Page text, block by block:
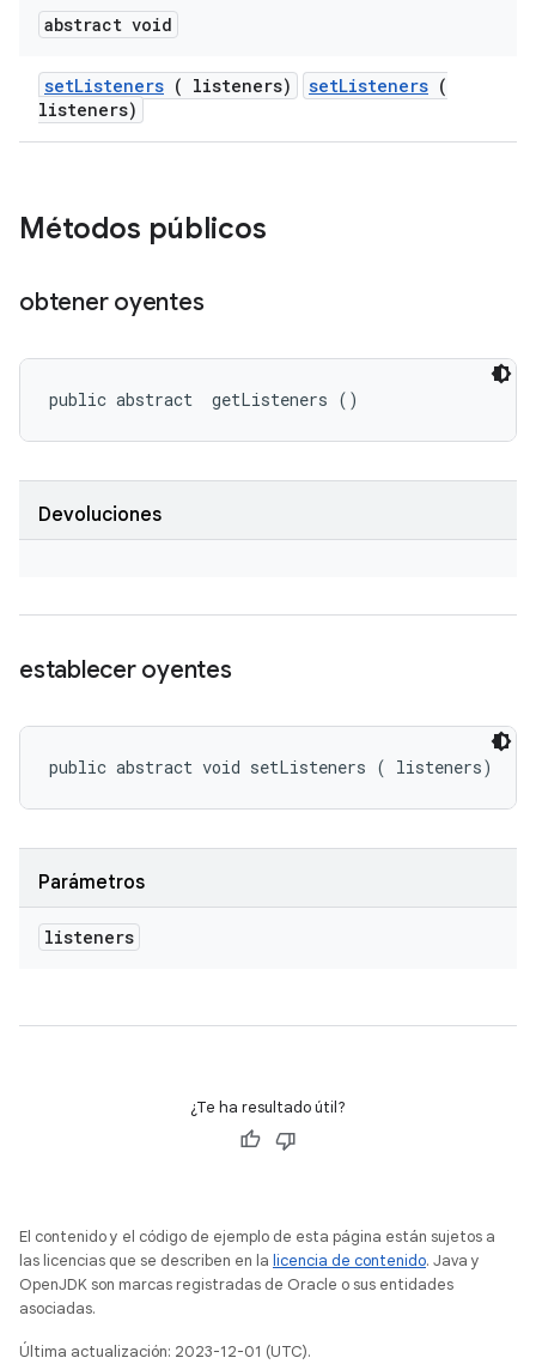
abstract void
setListeners ( listeners) setListeners (
listeners)
Métodos públicos
obtener oyentes
public abstract getListeners ()
Devoluciones
establecer oyentes
public abstract void setListeners ( listeners)
Parámetros
listeners
¿Te ha resultado útil?
El contenido y el código de ejemplo de esta página están sujetos a
las licencias que se describen en la licencia de contenido. Java y
OpenJDK son marcas registradas de Oracle o sus entidades
asociadas.
Última actualización: 2023-12-01 (UTC).